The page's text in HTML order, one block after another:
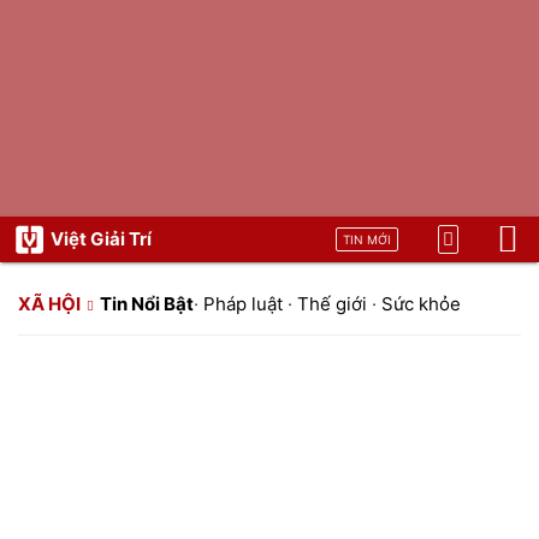
Việt Giải Trí TIN MỚI
XÃ HỘI Tin Nổi Bật· Pháp luật · Thế giới · Sức khỏe